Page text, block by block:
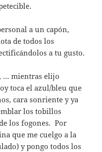
a un capón,
de todos los
a tu gusto.
… mientras elijo
toca el azul/bleu que
cara sonriente y ya
los tobillos
los fogones. Por
que me cuelgo a la
y pongo todos los